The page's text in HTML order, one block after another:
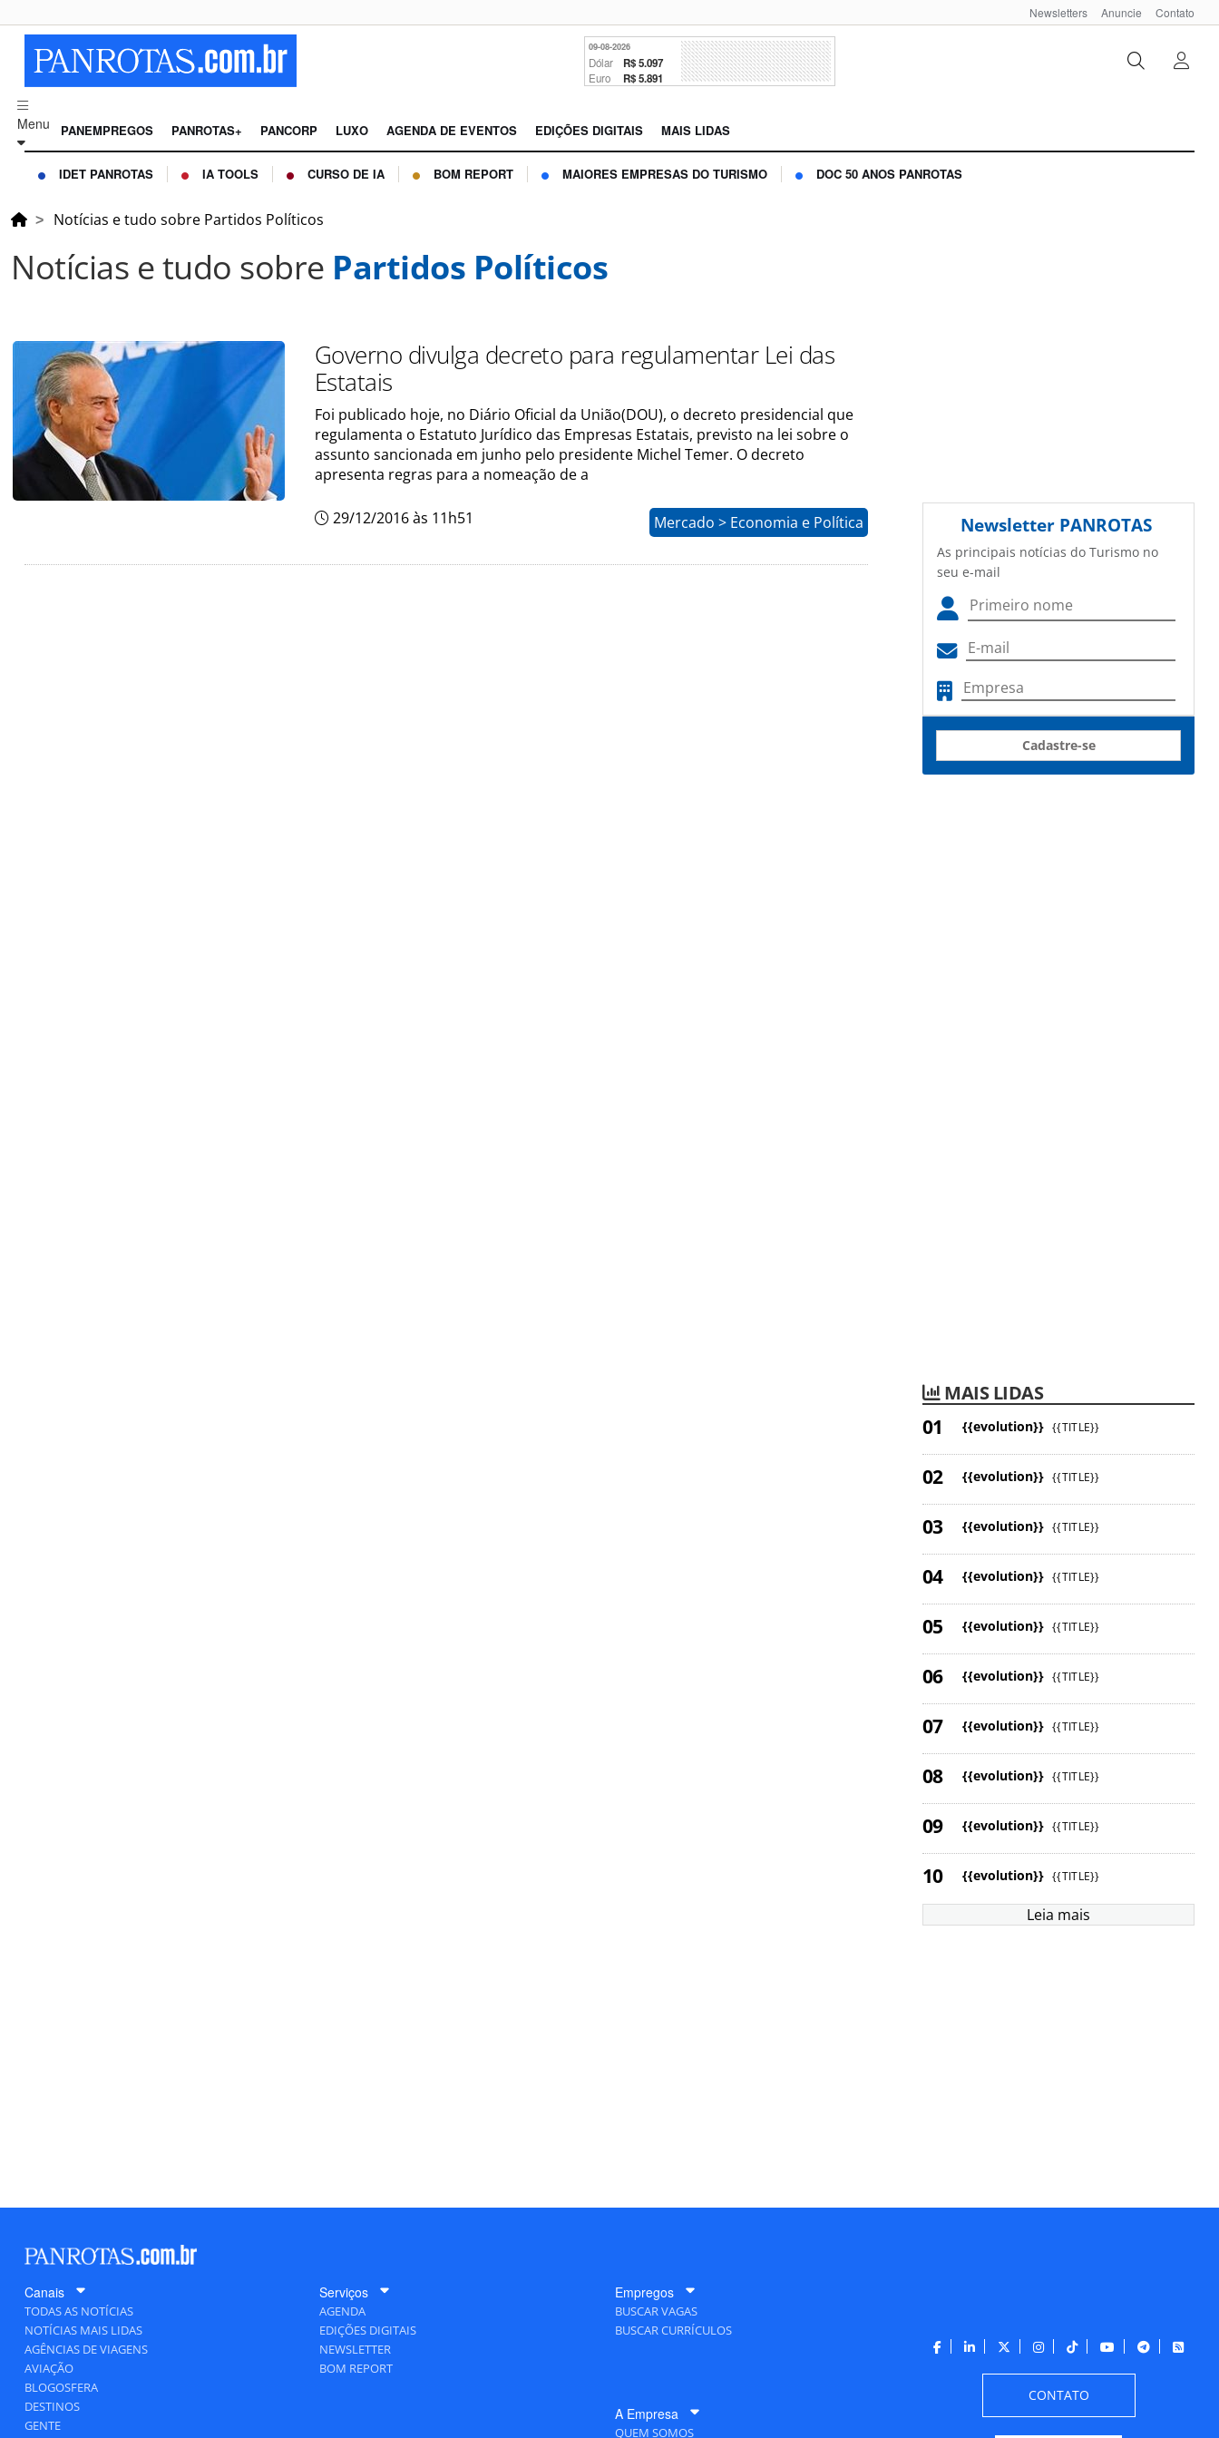
Newsletters Anuncie Contato
09-08-2026
Dólar R$ 5.097
Euro R$ 5.891
Menu PANEMPREGOS PANROTAS+ PANCORP LUXO AGENDA DE EVENTOS EDIÇÕES DIGITAIS MAIS LIDAS
IDET PANROTAS IA TOOLS CURSO DE IA BOM REPORT MAIORES EMPRESAS DO TURISMO DOC 50 ANOS PANROTAS
Notícias e tudo sobre Partidos Políticos
Notícias e tudo sobre Partidos Políticos
Governo divulga decreto para regulamentar Lei das
Estatais
Foi publicado hoje, no Diário Oficial da União(DOU), o decreto presidencial que
regulamenta o Estatuto Jurídico das Empresas Estatais, previsto na lei sobre o
assunto sancionada em junho pelo presidente Michel Temer. O decreto
apresenta regras para a nomeação de a
29/12/2016 às 11h51 Mercado > Economia e Política Newsletter PANROTAS
As principais notícias do Turismo no
seu e-mail
Cadastre-se
MAIS LIDAS
{{evolution}} {{TITLE}}
{{evolution}} {{TITLE}}
{{evolution}} {{TITLE}}
{{evolution}} {{TITLE}}
{{evolution}} {{TITLE}}
{{evolution}} {{TITLE}}
{{evolution}} {{TITLE}}
{{evolution}} {{TITLE}}
{{evolution}} {{TITLE}}
{{evolution}} {{TITLE}}
Leia mais
Canais
TODAS AS NOTÍCIAS
NOTÍCIAS MAIS LIDAS
AGÊNCIAS DE VIAGENS
AVIAÇÃO
BLOGOSFERA
DESTINOS
GENTE
Serviços
AGENDA
EDIÇÕES DIGITAIS
NEWSLETTER
BOM REPORT
Empregos
BUSCAR VAGAS
BUSCAR CURRÍCULOS
A Empresa
QUEM SOMOS
CONTATO